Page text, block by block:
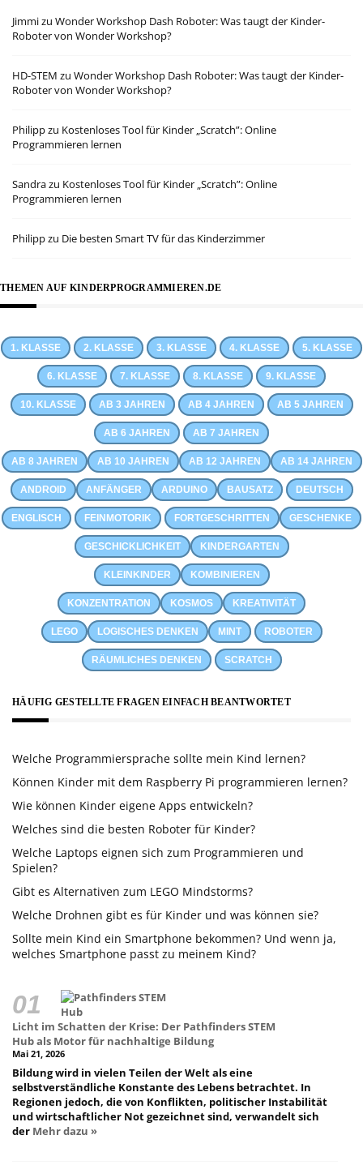
Jimmizu Wonder Workshop Dash Roboter: Was taugt der Kinder-
Roboter von Wonder Workshop?
HD-STEM zu Wonder Workshop Dash Roboter: Was taugt der Kinder-
Roboter von Wonder Workshop?
Philippzu Kostenloses Tool für Kinder „Scratch”: Online
Programmieren lernen
Sandrazu Kostenloses Tool für Kinder „Scratch”: Online
Programmieren lernen
Philippzu Die besten Smart TV für das Kinderzimmer
THEMEN AUF KINDERPROGRAMMIEREN.DE
1. KLASSE 2. KLASSE 3. KLASSE 4. KLASSE 5. KLASSE
6. KLASSE 7. KLASSE 8. KLASSE 9. KLASSE
10. KLASSE AB 3 JAHREN AB 4 JAHREN AB 5 JAHREN
AB 6 JAHREN AB 7 JAHREN
AB 8 JAHREN AB 10 JAHREN AB 12 JAHREN AB 14 JAHREN
ANDROID ANFÄNGER ARDUINO BAUSATZ DEUTSCH
ENGLISCH FEINMOTORIK FORTGESCHRITTEN GESCHENKE
GESCHICKLICHKEIT KINDERGARTEN
KLEINKINDER KOMBINIEREN
KONZENTRATION KOSMOS KREATIVITÄT
LEGO LOGISCHES DENKEN MINT ROBOTER
RÄUMLICHES DENKEN SCRATCH
HÄUFIG GESTELLTE FRAGEN EINFACH BEANTWORTET
Welche Programmiersprache sollte mein Kind lernen?
Können Kinder mit dem Raspberry Pi programmieren lernen?
Wie können Kinder eigene Apps entwickeln?
Welches sind die besten Roboter für Kinder?
Welche Laptops eignen sich zum Programmieren und
Spielen?
Gibt es Alternativen zum LEGO Mindstorms?
Welche Drohnen gibt es für Kinder und was können sie?
Sollte mein Kind ein Smartphone bekommen? Und wenn ja,
welches Smartphone passt zu meinem Kind?
Licht im Schatten der Krise: Der Pathfinders STEM
Hub als Motor für nachhaltige Bildung
Mai 21, 2026
Bildung wird in vielen Teilen der Welt als eine
selbstverständliche Konstante des Lebens betrachtet. In
Regionen jedoch, die von Konflikten, politischer Instabilität
und wirtschaftlicher Not gezeichnet sind, verwandelt sich
der Mehr dazu »